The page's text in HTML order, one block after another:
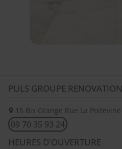
PULS GROUPE RENOVATION
15 Bis Grange Rue La Poitevine
09 70 35 93 24
HEURES D'OUVERTURE